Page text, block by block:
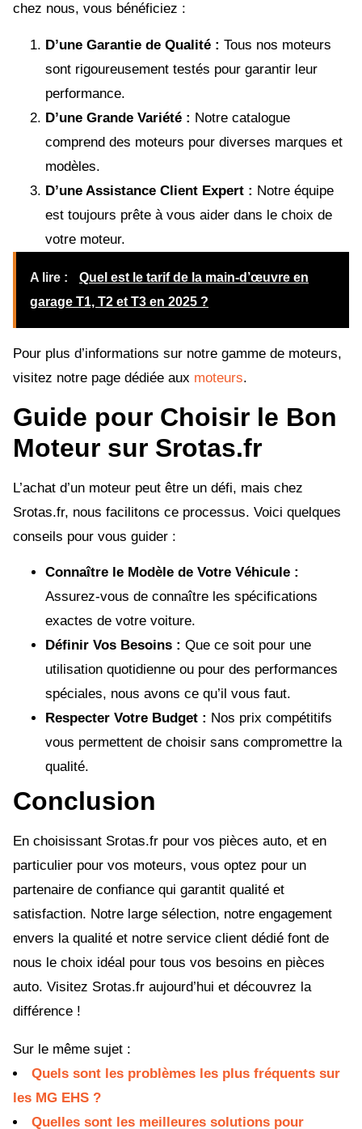
chez nous, vous bénéficiez :
D’une Garantie de Qualité : Tous nos moteurs
sont rigoureusement testés pour garantir leur
performance.
D’une Grande Variété : Notre catalogue
comprend des moteurs pour diverses marques et
modèles.
D’une Assistance Client Expert : Notre équipe
est toujours prête à vous aider dans le choix de
votre moteur.
A lire :
Quel est le tarif de la main-d’œuvre en
garage T1, T2 et T3 en 2025 ?
Pour plus d’informations sur notre gamme de moteurs,
visitez notre page dédiée aux moteurs.
Guide pour Choisir le Bon
Moteur sur Srotas.fr
L’achat d’un moteur peut être un défi, mais chez
Srotas.fr, nous facilitons ce processus. Voici quelques
conseils pour vous guider :
Connaître le Modèle de Votre Véhicule :
Assurez-vous de connaître les spécifications
exactes de votre voiture.
Définir Vos Besoins : Que ce soit pour une
utilisation quotidienne ou pour des performances
spéciales, nous avons ce qu’il vous faut.
Respecter Votre Budget : Nos prix compétitifs
vous permettent de choisir sans compromettre la
qualité.
Conclusion
En choisissant Srotas.fr pour vos pièces auto, et en
particulier pour vos moteurs, vous optez pour un
partenaire de confiance qui garantit qualité et
satisfaction. Notre large sélection, notre engagement
envers la qualité et notre service client dédié font de
nous le choix idéal pour tous vos besoins en pièces
auto. Visitez Srotas.fr aujourd’hui et découvrez la
différence !
Sur le même sujet :
Quels sont les problèmes les plus fréquents sur
les MG EHS ?
Quelles sont les meilleures solutions pour